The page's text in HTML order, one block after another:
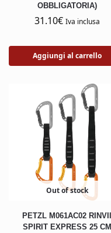
OBBLIGATORIA)
31.10€ Iva inclusa
Aggiungi al carrello
Out of stock
PETZL M061AC02 RINVII
SPIRIT EXPRESS 25 CM